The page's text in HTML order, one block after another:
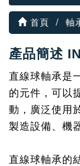
首頁 軸
產品簡述
直線球軸承是
的元件，可以
動，廣泛使用
製造設備、機
直線球軸承的